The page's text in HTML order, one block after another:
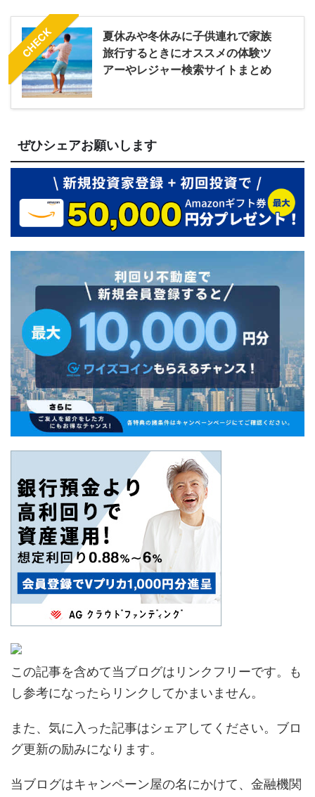
CHECK
夏休みや冬休みに子供連れで家族
旅行するときにオススメの体験ツ
アーやレジャー検索サイトまとめ
ぜひシェアお願いします
この記事を含めて当ブログはリンクフリーです。も
し参考になったらリンクしてかまいません。
また、気に入った記事はシェアしてください。ブロ
グ更新の励みになります。
当ブログはキャンペーン屋の名にかけて、金融機関